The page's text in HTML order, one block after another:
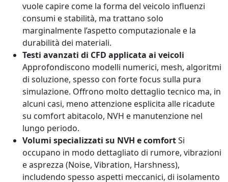
vuole capire come la forma del veicolo influenzi
consumi e stabilità, ma trattano solo
marginalmente l’aspetto computazionale e la
durabilità dei materiali.
Testi avanzati di CFD applicata ai veicoli
Approfondiscono modelli numerici, mesh, algoritmi
di soluzione, spesso con forte focus sulla pura
simulazione. Offrono molto dettaglio tecnico ma, in
alcuni casi, meno attenzione esplicita alle ricadute
su comfort abitacolo, NVH e manutenzione nel
lungo periodo.
Volumi specializzati su NVH e comfortSi
occupano in modo dettagliato di rumore, vibrazioni
e asprezza (Noise, Vibration, Harshness),
includendo spesso aspetti meccanici, di isolamento